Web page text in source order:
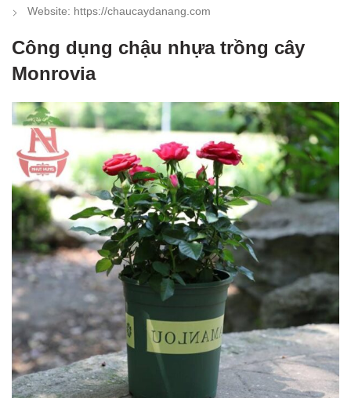
Website: https://chaucaydanang.com
Công dụng chậu nhựa trồng cây
Monrovia